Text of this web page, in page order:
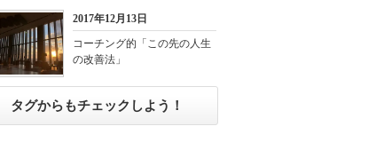
2017年12月13日
コーチング的「この先の人生
の改善法」
タグからもチェックしよう！